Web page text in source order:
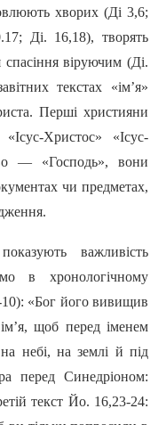
хворих (Ді 3,6;
Ді. 16,18), творять
віруючим (Ді.
текстах «ім’я»
Перші християни
Христос» «Ісус-
— «Господь», вони
чи предметах,
важливість
в хронологічному
«Бог його вивищив
щоб перед іменем
небі, на землі й під
перед Синедріоном:
текст Йо. 16,23-24: